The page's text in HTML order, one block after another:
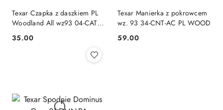
Texar Czapka z daszkiem PL
Woodland All wz93 04-CATA-
Cena:
35.00
Texar Manierka z pokrowcem
wz. 93 34-CNT-AC PL WOOD
Cena:
59.00